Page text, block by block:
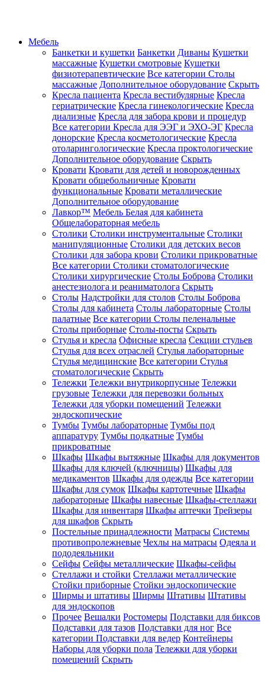
Мебель
Банкетки и кушетки Банкетки Диваны Кушетки
массажные Кушетки смотровые Кушетки
физиотерапевтические Все категории Столы
массажные Дополнительное оборудование Скрыть
Кресла пациента Кресла вестибулярные Кресла
гериатрические Кресла гинекологические Кресла
диализные Кресла для забора крови и процедур
Все категории Кресла для ЭЭГ и ЭХО-ЭГ Кресла
донорские Кресла косметологические Кресла
отоларингологические Кресла проктологические
Дополнительное оборудование Скрыть
Кровати Кровати для детей и новорожденных
Кровати общебольничные Кровати
функциональные Кровати металлические
Дополнительное оборудование
Лавкор™ Мебель Белая для кабинета
Общелабораторная мебель
Столики Столики инструментальные Столики
манипуляционные Столики для детских весов
Столики для забора крови Столики прикроватные
Все категории Столики стоматологические
Столики хирургические Столы Боброва Столики
анестезиолога и реаниматолога Скрыть
Столы Надстройки для столов Столы Боброва
Столы для кабинета Столы лабораторные Столы
палатные Все категории Столы пеленальные
Столы приборные Столы-посты Скрыть
Стулья и кресла Офисные кресла Секции стульев
Стулья для всех отраслей Стулья лабораторные
Стулья медицинские Все категории Стулья
стоматологические Скрыть
Тележки Тележки внутрикорпусные Тележки
грузовые Тележки для перевозки больных
Тележки для уборки помещений Тележки
эндоскопические
Тумбы Тумбы лабораторные Тумбы под
аппаратуру Тумбы подкатные Тумбы
прикроватные
Шкафы Шкафы вытяжные Шкафы для документов
Шкафы для ключей (ключницы) Шкафы для
медикаментов Шкафы для одежды Все категории
Шкафы для сумок Шкафы картотечные Шкафы
лабораторные Шкафы навесные Шкафы-стеллажи
Шкафы для инвентаря Шкафы аптечки Трейзеры
для шкафов Скрыть
Постельные принадлежности Матрасы Системы
противопролежневые Чехлы на матрасы Одеяла и
пододеяльники
Сейфы Сейфы металлические Шкафы-сейфы
Стеллажи и стойки Стеллажи металлические
Стойки приборные Стойки эндоскопические
Ширмы и штативы Ширмы Штативы Штативы
для эндоскопов
Прочее Вешалки Ростомеры Подставки для биксов
Подставки для тазов Подставки для ног Все
категории Подставки для ведер Контейнеры
Наборы для уборки пола Тележки для уборки
помещений Скрыть